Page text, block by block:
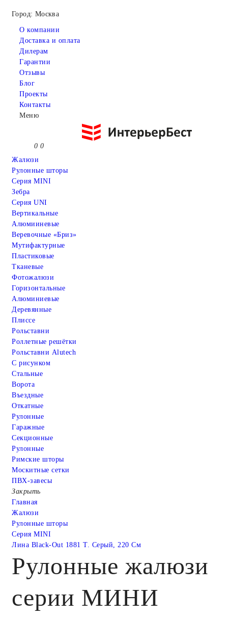
Город: Москва
О компании
Доставка и оплата
Дилерам
Гарантии
Отзывы
Блог
Проекты
Контакты
Меню
0 0
Жалюзи
Рулонные шторы
Серия MINI
Зебра
Серия UNI
Вертикальные
Алюмииневые
Веревочные «Бриз»
Мутифактурные
Пластиковые
Тканевые
Фотожалюзи
Горизонтальные
Алюминиевые
Деревянные
Плиссе
Рольставни
Роллетные решётки
Рольставни Alutech
С рисунком
Стальные
Ворота
Въездные
Откатные
Рулонные
Гаражные
Cекционные
Рулонные
Римские шторы
Москитные сетки
ПВХ-завесы
Закрыть
Главная
Жалюзи
Рулонные шторы
Серия MINI
Лина Black-Out 1881 Т. Серый, 220 См
Рулонные жалюзи
серии МИНИ